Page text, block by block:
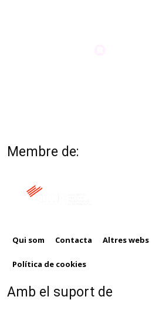
Membre de:
Qui som Contacta Altres webs
Política de cookies
Amb el suport de